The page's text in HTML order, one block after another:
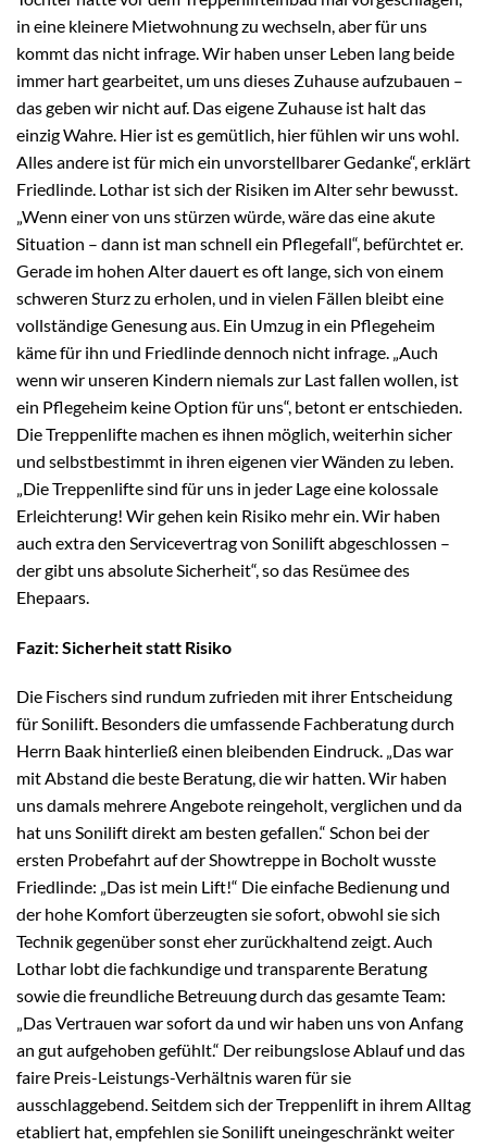
in eine kleinere Mietwohnung zu wechseln, aber für uns
kommt das nicht infrage. Wir haben unser Leben lang beide
immer hart gearbeitet, um uns dieses Zuhause aufzubauen –
das geben wir nicht auf. Das eigene Zuhause ist halt das
einzig Wahre. Hier ist es gemütlich, hier fühlen wir uns wohl.
Alles andere ist für mich ein unvorstellbarer Gedanke“, erklärt
Friedlinde. Lothar ist sich der Risiken im Alter sehr bewusst.
„Wenn einer von uns stürzen würde, wäre das eine akute
Situation – dann ist man schnell ein Pflegefall“, befürchtet er.
Gerade im hohen Alter dauert es oft lange, sich von einem
schweren Sturz zu erholen, und in vielen Fällen bleibt eine
vollständige Genesung aus. Ein Umzug in ein Pflegeheim
käme für ihn und Friedlinde dennoch nicht infrage. „Auch
wenn wir unseren Kindern niemals zur Last fallen wollen, ist
ein Pflegeheim keine Option für uns“, betont er entschieden.
Die Treppenlifte machen es ihnen möglich, weiterhin sicher
und selbstbestimmt in ihren eigenen vier Wänden zu leben.
„Die Treppenlifte sind für uns in jeder Lage eine kolossale
Erleichterung! Wir gehen kein Risiko mehr ein. Wir haben
auch extra den Servicevertrag von Sonilift abgeschlossen –
der gibt uns absolute Sicherheit“, so das Resümee des
Ehepaars.
Fazit: Sicherheit statt Risiko
Die Fischers sind rundum zufrieden mit ihrer Entscheidung
für Sonilift. Besonders die umfassende Fachberatung durch
Herrn Baak hinterließ einen bleibenden Eindruck. „Das war
mit Abstand die beste Beratung, die wir hatten. Wir haben
uns damals mehrere Angebote reingeholt, verglichen und da
hat uns Sonilift direkt am besten gefallen.“ Schon bei der
ersten Probefahrt auf der Showtreppe in Bocholt wusste
Friedlinde: „Das ist mein Lift!“ Die einfache Bedienung und
der hohe Komfort überzeugten sie sofort, obwohl sie sich
Technik gegenüber sonst eher zurückhaltend zeigt. Auch
Lothar lobt die fachkundige und transparente Beratung
sowie die freundliche Betreuung durch das gesamte Team:
„Das Vertrauen war sofort da und wir haben uns von Anfang
an gut aufgehoben gefühlt.“ Der reibungslose Ablauf und das
faire Preis-Leistungs-Verhältnis waren für sie
ausschlaggebend. Seitdem sich der Treppenlift in ihrem Alltag
etabliert hat, empfehlen sie Sonilift uneingeschränkt weiter